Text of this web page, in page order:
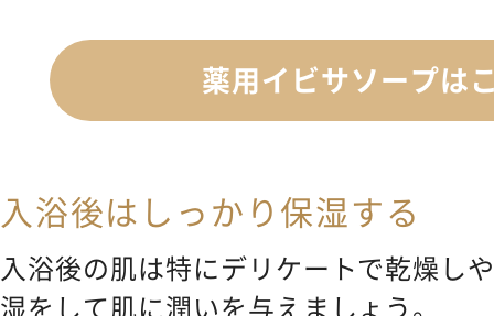
薬用イビサソープは
入浴後はしっかり保湿する
入浴後の肌は特にデリケートで乾燥し
湿をして肌に潤いを与えましょう。